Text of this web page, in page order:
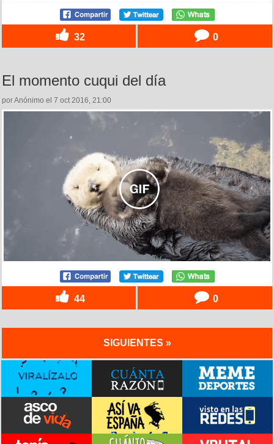
32 0
El momento cuqui del día
por Anónimo el 7 oct 2016, 21:00
44 0
SIGUIENTES »